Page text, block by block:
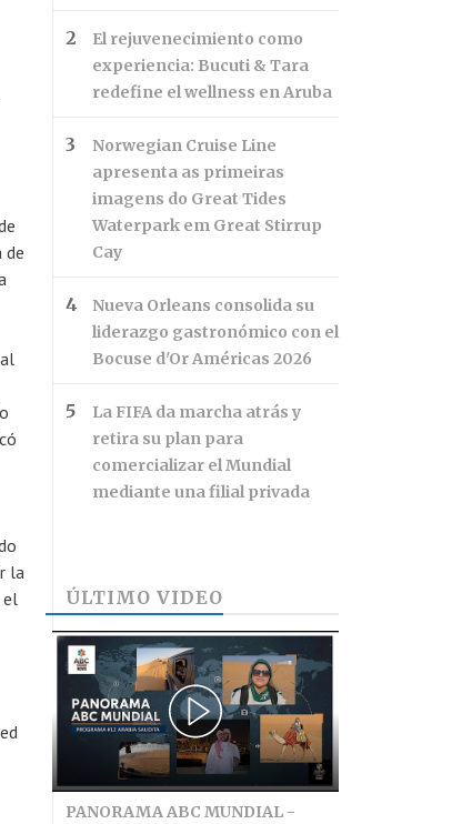
de
la
el
El rejuvenecimiento como
experiencia: Bucuti & Tara
redefine el wellness en Aruba
Norwegian Cruise Line
apresenta as primeiras
imagens do Great Tides
Waterpark em Great Stirrup
Cay
Nueva Orleans consolida su
liderazgo gastronómico con el
Bocuse d'Or Américas 2026
La FIFA da marcha atrás y
retira su plan para
comercializar el Mundial
mediante una filial privada
ÚLTIMO VIDEO
PANORAMA ABC MUNDIAL -